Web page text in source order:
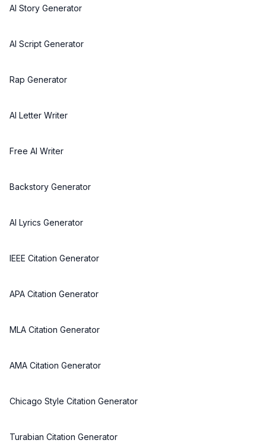
AI Story Generator
AI Script Generator
Rap Generator
AI Letter Writer
Free AI Writer
Backstory Generator
AI Lyrics Generator
IEEE Citation Generator
APA Citation Generator
MLA Citation Generator
AMA Citation Generator
Chicago Style Citation Generator
Turabian Citation Generator